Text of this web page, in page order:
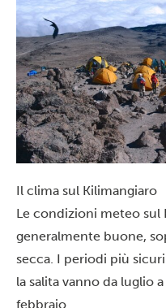
Il clima sul Kilimangiaro
Le condizioni meteo sul
generalmente buone,
secca. I periodi più
la salita vanno da luglio
febbraio.